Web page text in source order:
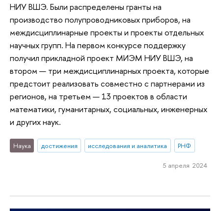
НИУ ВШЭ. Были распределены гранты на
производство полупроводниковых приборов, на
междисциплинарные проекты и проекты отдельных
научных групп. На первом конкурсе поддержку
получил прикладной проект МИЭМ НИУ ВШЭ, на
втором — три междисциплинарных проекта, которые
предстоит реализовать совместно с партнерами из
регионов, на третьем — 13 проектов в области
математики, гуманитарных, социальных, инженерных
и других наук.
Наука достижения исследования и аналитика РНФ
5 апреля 2024